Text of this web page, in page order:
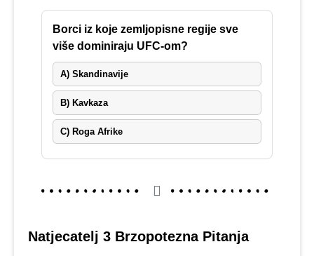
Borci iz koje zemljopisne regije sve
više dominiraju UFC-om?
A) Skandinavije
B) Kavkaza
C) Roga Afrike
Natjecatelj 3 Brzopotezna Pitanja